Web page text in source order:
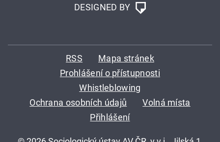
DESIGNED BY
RSS
Mapa stránek
Prohlášení o přístupnosti
Whistleblowing
Ochrana osobních údajů
Volná místa
Přihlášení